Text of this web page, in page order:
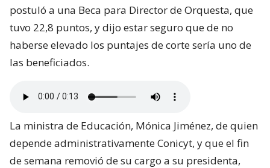
postuló a una Beca para Director de Orquesta, que
tuvo 22,8 puntos, y dijo estar seguro que de no
haberse elevado los puntajes de corte sería uno de
las beneficiados.
La ministra de Educación, Mónica Jiménez, de quien
depende administrativamente Conicyt, y que el fin
de semana removió de su cargo a su presidenta,